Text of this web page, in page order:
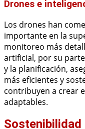
Drones e
Los drones han
importante en la
monitoreo más
artificial, por su
y la planificación,
más eficientes y
contribuyen a crear
adaptables.
Sostenibilidad